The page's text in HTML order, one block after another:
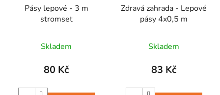
Pásy lepové - 3 m
stromset
Skladem
80 Kč
Zdravá zahrada - Lepové
pásy 4x0,5 m
Skladem
83 Kč